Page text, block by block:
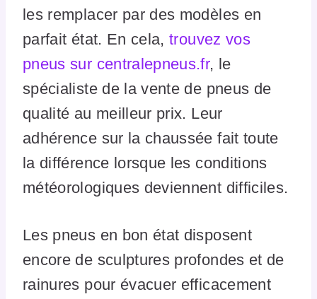
les remplacer par des modèles en
parfait état. En cela,trouvez vos
pneus sur centralepneus.fr, le
spécialiste de la vente de pneus de
qualité au meilleur prix. Leur
adhérence sur la chaussée fait toute
la différence lorsque les conditions
météorologiques deviennent difficiles.
Les pneus en bon état disposent
encore de sculptures profondes et de
rainures pour évacuer efficacement